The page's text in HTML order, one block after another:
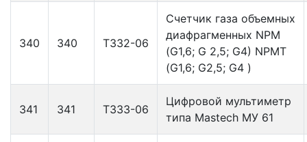
340 340 T332-06
Счетчик газа объемных
диафрагменных NPM
(G1,6; G 2,5; G4) NPMТ
(G1,6; G2,5; G4 )
341 341 Т333-06
Цифровой мультиметр
типа Mastech МУ 61